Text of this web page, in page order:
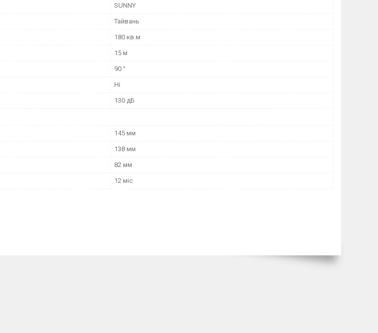
SUNNY
Тайвань
180 кв.м
15 м
90 °
Ні
130 дБ
145 мм
138 мм
82 мм
12 міс